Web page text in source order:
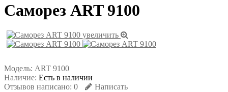
Саморез ART 9100
увеличить
Модель: ART 9100
Наличие: Есть в наличии
Отзывов написано: 0 Написать